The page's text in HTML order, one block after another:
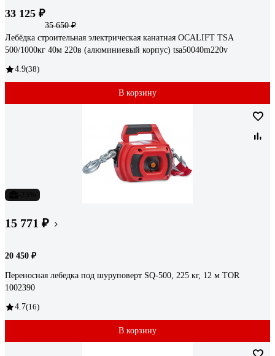
33 125 ₽
35 650 ₽
Лебёдка строительная электрическая канатная OCALIFT TSA
500/1000кг 40м 220в (алюминиевый корпус) tsa50040m220v
4.9(38)
В корзину
15 771 ₽
20 450 ₽
Переносная лебедка под шуруповерт SQ-500, 225 кг, 12 м TOR
1002390
4.7(16)
В корзину